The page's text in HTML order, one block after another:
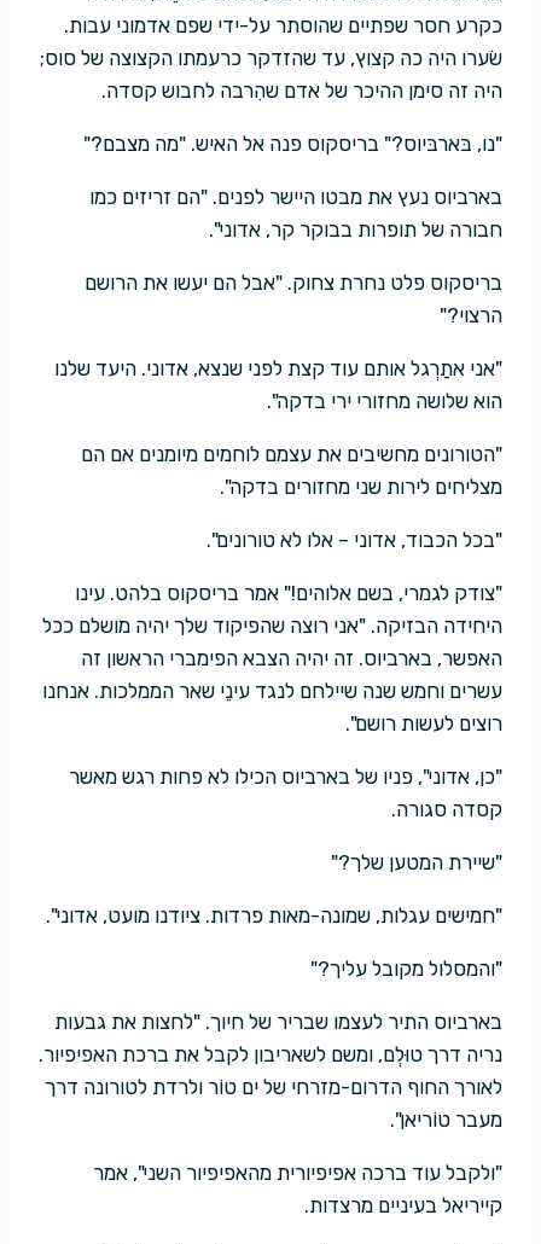
כקרע חסר שפתיים שהוסתר על-ידי שפם אדמוני עבות.
שׂערו היה כה קצוץ, עד שהזדקר כרעמתו הקצוצה של סוס;
היה זה סימן ההיכר של אדם שהִרבה לחבוש קסדה.
"נו, בּארבּיוס?" בריסקוס פנה אל האיש. "מה מצבם?"
בארביוס נעץ את מבטו היישר לפנים. "הם זריזים כמו
חבורה של תופרות בבוקר קר, אדוני".
בריסקוס פלט נחרת צחוק. "אבל הם יעשו את הרושם
הרצוי?"
"אני אתַרְגל אותם עוד קצת לפני שנצא, אדוני. היעד שלנו
הוא שלושה מחזורי ירי בדקה".
"הטורונים מחשיבים את עצמם לוחמים מיומנים אם הם
מצליחים לירות שני מחזורים בדקה".
"בכל הכבוד, אדוני – אלו לא טורונים".
"צודק לגמרי, בשם אלוהים!" אמר בריסקוס בלהט. עינו
היחידה הבזיקה. "אני רוצה שהפיקוד שלך יהיה מושלם ככל
האפשר, בארביוס. זה יהיה הצבא הפימברי הראשון זה
עשרים וחמש שנה שיילחם לנגד עינֵי שאר הממלכות. אנחנו
רוצים לעשות רושם".
"כן, אדוני", פניו של בארביוס הכילו לא פחות רגש מאשר
קסדה סגורה.
"שיירת המטען שלך?"
"חמישים עגלות, שמונה-מאות פרדות. ציודנו מועט, אדוני".
"והמסלול מקובל עליך?"
בארביוס התיר לעצמו שבריר של חיוך. "לחצות את גבעות
נריה דרך טוּלְם, ומשם לשאריבון לקבל את ברכת האפיפיור.
לאורך החוף הדרום-מזרחי של ים טוֹר ולרדת לטורונה דרך
מעבר טוֹריאן".
"ולקבל עוד ברכה אפיפיורית מהאפיפיור השני", אמר
קייריאל בעיניים מרצדות.